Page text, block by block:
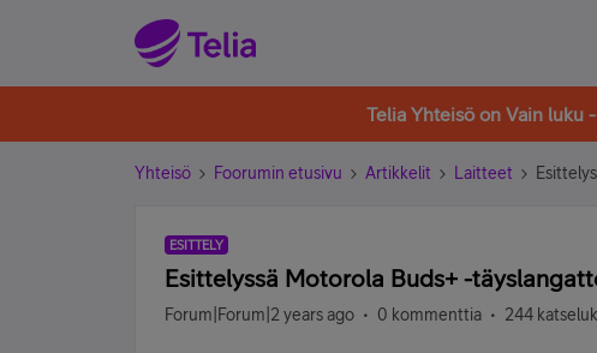
Telia Yhteisö on Vain luku
Yhteisö Foorumin etusivu Artikkelit Laitteet
ESITTELY
Esittelyssä Motorola Buds+ -
Forum|Forum|2 years ago 0 kommenttia 244